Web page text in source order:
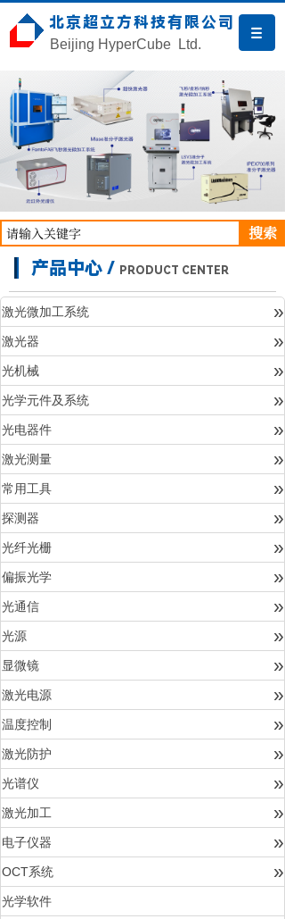
北京超立方科技有限公司
Beijing HyperCube Ltd.
搜索
产品中心 / PRODUCT CENTER
激光微加工系统 »
激光器 »
光机械 »
光学元件及系统 »
光电器件 »
激光测量 »
常用工具 »
探测器 »
光纤光栅 »
偏振光学 »
光通信 »
光源 »
显微镜 »
激光电源 »
温度控制 »
激光防护 »
光谱仪 »
激光加工 »
电子仪器 »
OCT系统 »
光学软件